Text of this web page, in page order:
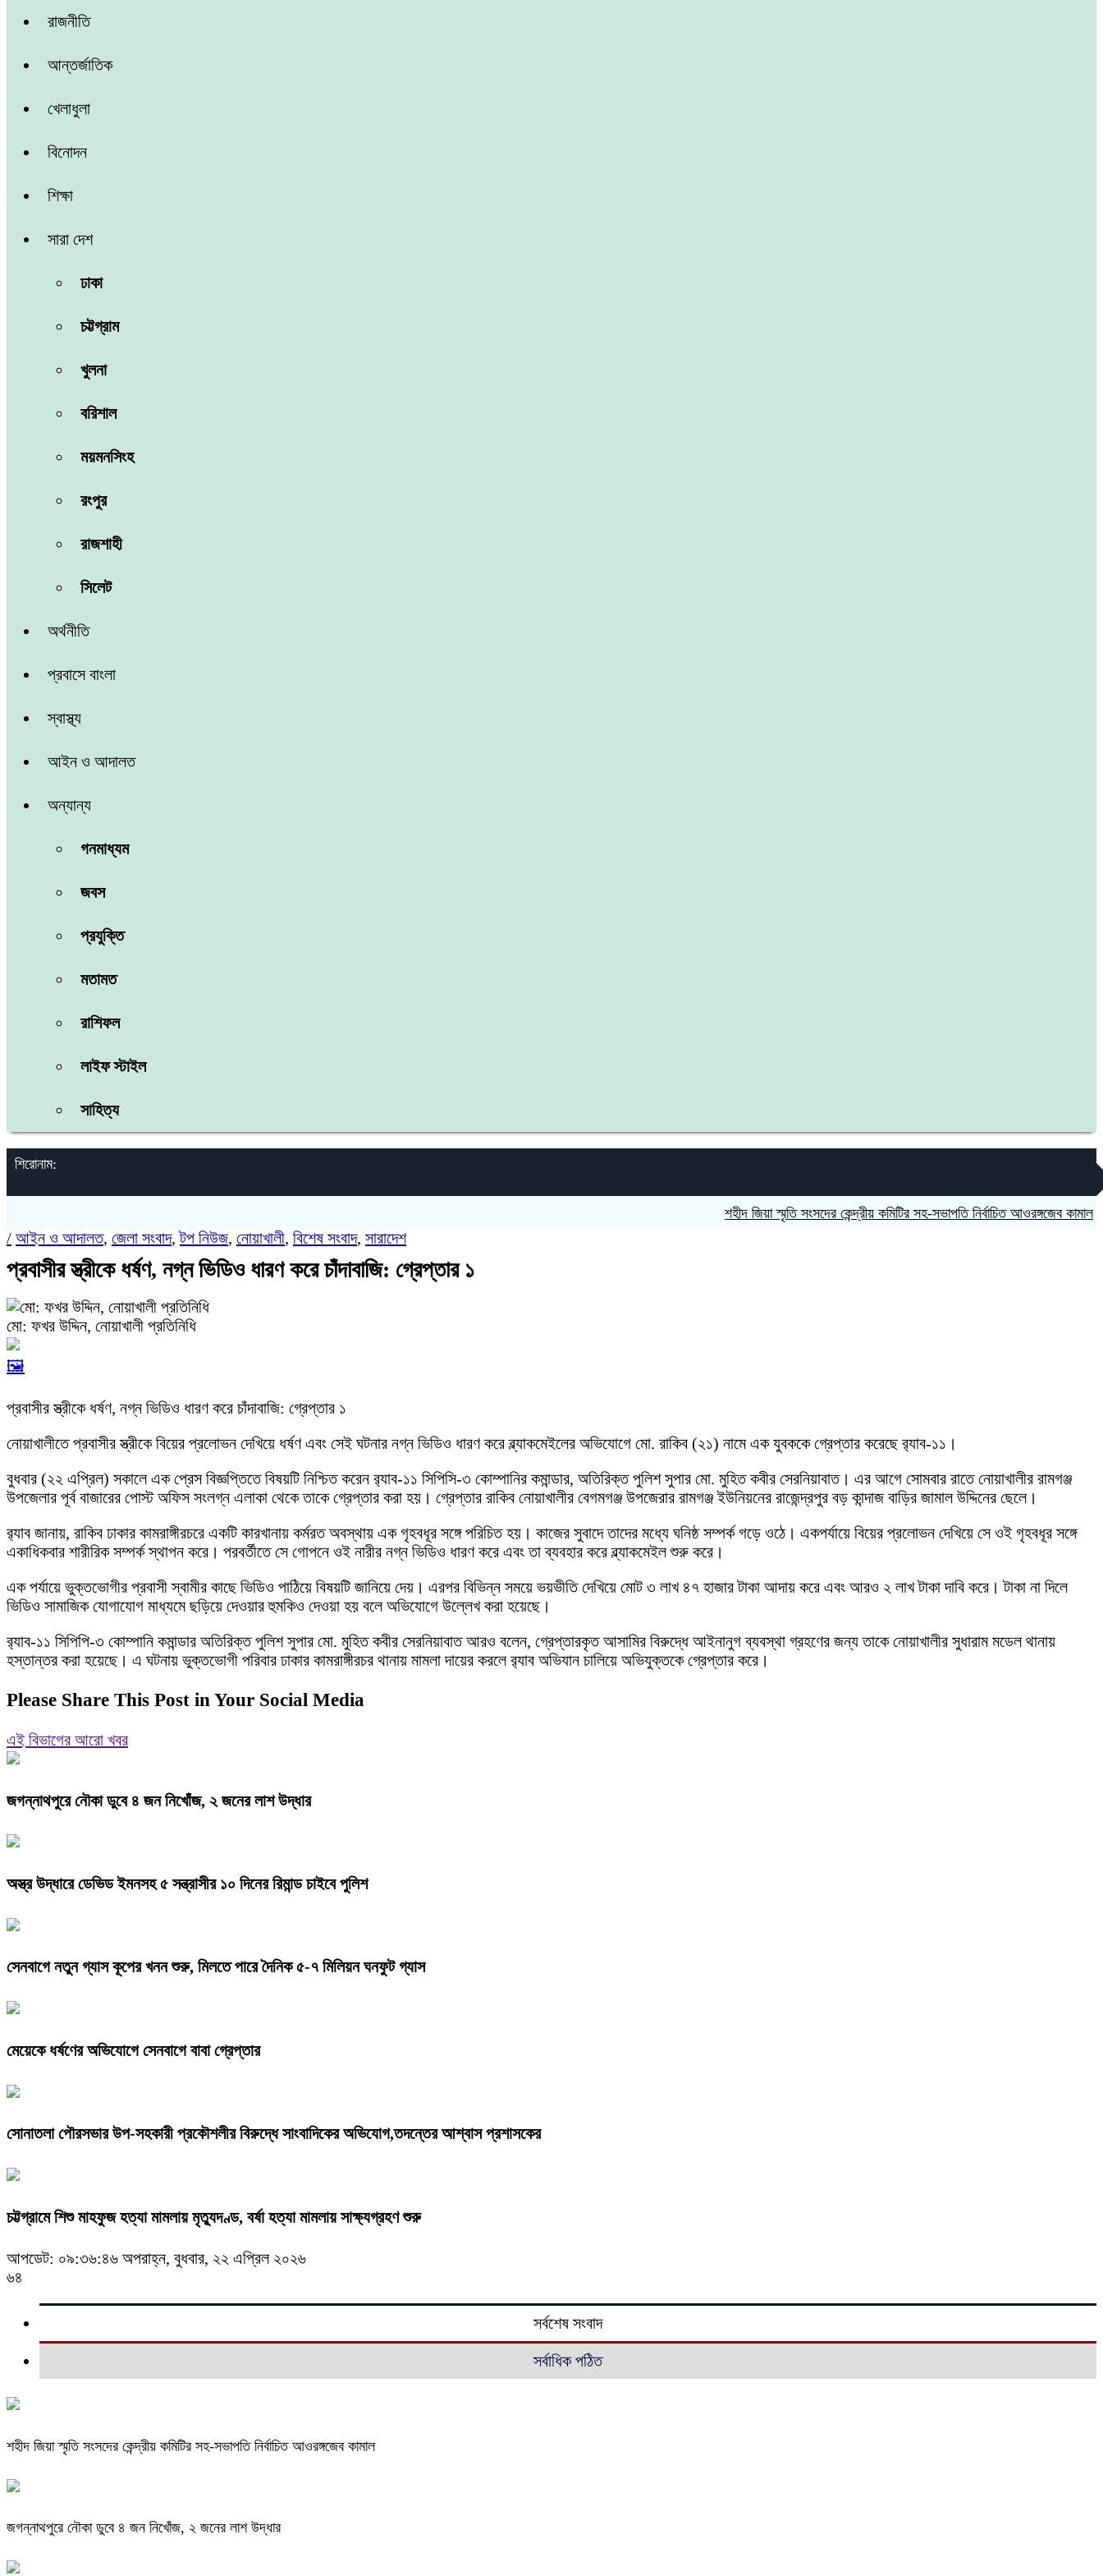
রাজনীতি
আন্তর্জাতিক
খেলাধুলা
বিনোদন
শিক্ষা
সারা দেশ
ঢাকা
চট্টগ্রাম
খুলনা
বরিশাল
ময়মনসিংহ
রংপুর
রাজশাহী
সিলেট
অর্থনীতি
প্রবাসে বাংলা
স্বাস্থ্য
আইন ও আদালত
অন্যান্য
গনমাধ্যম
জবস
প্রযুক্তি
মতামত
রাশিফল
লাইফ স্টাইল
সাহিত্য
শিরোনাম:
শহীদ জিয়া স্মৃতি সংসদের কেন্দ্রীয় কমিটির সহ-সভাপতি নির্বাচিত আওরঙ্গজেব কামাল
/ আইন ও আদালত, জেলা সংবাদ,টপ নিউজ, নোয়াখালী, বিশেষ সংবাদ, সারাদেশ
প্রবাসীর স্ত্রীকে ধর্ষণ, নগ্ন ভিডিও ধারণ করে চাঁদাবাজি: গ্রেপ্তার ১
মো: ফখর উদ্দিন, নোয়াখালী প্রতিনিধি
🖼️
প্রবাসীর স্ত্রীকে ধর্ষণ, নগ্ন ভিডিও ধারণ করে চাঁদাবাজি: গ্রেপ্তার ১
নোয়াখালীতে প্রবাসীর স্ত্রীকে বিয়ের প্রলোভন দেখিয়ে ধর্ষণ এবং সেই ঘটনার নগ্ন ভিডিও ধারণ করে ব্ল্যাকমেইলের অভিযোগে মো. রাকিব (২১) নামে এক যুবককে গ্রেপ্তার করেছে র‍্যাব-১১।
বুধবার (২২ এপ্রিল) সকালে এক প্রেস বিজ্ঞপ্তিতে বিষয়টি নিশ্চিত করেন র‍্যাব-১১ সিপিসি-৩ কোম্পানির কমান্ডার, অতিরিক্ত পুলিশ সুপার মো. মুহিত কবীর সেরনিয়াবাত। এর আগে সোমবার রাতে নোয়াখালীর রামগঞ্জ
উপজেলার পূর্ব বাজারের পোস্ট অফিস সংলগ্ন এলাকা থেকে তাকে গ্রেপ্তার করা হয়। গ্রেপ্তার রাকিব নোয়াখালীর বেগমগঞ্জ উপজেরার রামগঞ্জ ইউনিয়নের রাজেন্দ্রপুর বড় কান্দাজ বাড়ির জামাল উদ্দিনের ছেলে।
র‍্যাব জানায়, রাকিব ঢাকার কামরাঙ্গীরচরে একটি কারখানায় কর্মরত অবস্থায় এক গৃহবধূর সঙ্গে পরিচিত হয়। কাজের সুবাদে তাদের মধ্যে ঘনিষ্ঠ সম্পর্ক গড়ে ওঠে। একপর্যায়ে বিয়ের প্রলোভন দেখিয়ে সে ওই গৃহবধূর সঙ্গে
একাধিকবার শারীরিক সম্পর্ক স্থাপন করে। পরবর্তীতে সে গোপনে ওই নারীর নগ্ন ভিডিও ধারণ করে এবং তা ব্যবহার করে ব্ল্যাকমেইল শুরু করে।
এক পর্যায়ে ভুক্তভোগীর প্রবাসী স্বামীর কাছে ভিডিও পাঠিয়ে বিষয়টি জানিয়ে দেয়। এরপর বিভিন্ন সময়ে ভয়ভীতি দেখিয়ে মোট ৩ লাখ ৪৭ হাজার টাকা আদায় করে এবং আরও ২ লাখ টাকা দাবি করে। টাকা না দিলে
ভিডিও সামাজিক যোগাযোগ মাধ্যমে ছড়িয়ে দেওয়ার হুমকিও দেওয়া হয় বলে অভিযোগে উল্লেখ করা হয়েছে।
র‍্যাব-১১ সিপিপি-৩ কোম্পানি কমান্ডার অতিরিক্ত পুলিশ সুপার মো. মুহিত কবীর সেরনিয়াবাত আরও বলেন, গ্রেপ্তারকৃত আসামির বিরুদ্ধে আইনানুগ ব্যবস্থা গ্রহণের জন্য তাকে নোয়াখালীর সুধারাম মডেল থানায়
হস্তান্তর করা হয়েছে। এ ঘটনায় ভুক্তভোগী পরিবার ঢাকার কামরাঙ্গীরচর থানায় মামলা দায়ের করলে র‍্যাব অভিযান চালিয়ে অভিযুক্তকে গ্রেপ্তার করে।
Please Share This Post in Your Social Media
এই বিভাগের আরো খবর
জগন্নাথপুরে নৌকা ডুবে ৪ জন নিখোঁজ, ২ জনের লাশ উদ্ধার
অস্ত্র উদ্ধারে ডেভিড ইমনসহ ৫ সন্ত্রাসীর ১০ দিনের রিমান্ড চাইবে পুলিশ
সেনবাগে নতুন গ্যাস কূপের খনন শুরু, মিলতে পারে দৈনিক ৫-৭ মিলিয়ন ঘনফুট গ্যাস
মেয়েকে ধর্ষণের অভিযোগে সেনবাগে বাবা গ্রেপ্তার
সোনাতলা পৌরসভার উপ-সহকারী প্রকৌশলীর বিরুদ্ধে সাংবাদিকের অভিযোগ,তদন্তের আশ্বাস প্রশাসকের
চট্টগ্রামে শিশু মাহফুজ হত্যা মামলায় মৃত্যুদণ্ড, বর্ষা হত্যা মামলায় সাক্ষ্যগ্রহণ শুরু
আপডেট: ০৯:৩৬:৪৬ অপরাহ্ন, বুধবার, ২২ এপ্রিল ২০২৬
৬৪
সর্বশেষ সংবাদ
সর্বাধিক পঠিত
শহীদ জিয়া স্মৃতি সংসদের কেন্দ্রীয় কমিটির সহ-সভাপতি নির্বাচিত আওরঙ্গজেব কামাল
জগন্নাথপুরে নৌকা ডুবে ৪ জন নিখোঁজ, ২ জনের লাশ উদ্ধার